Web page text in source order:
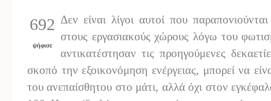
692
ψήφισε
Δεν είναι λίγοι αυτοί που
στους εργασιακούς χώρους λόγω του
αντικατέστησαν τις προηγούμενες
σκοπό την εξοικονόμηση ενέργειας, μπορεί να
του ανεπαίσθητου στο μάτι, αλλά όχι στον